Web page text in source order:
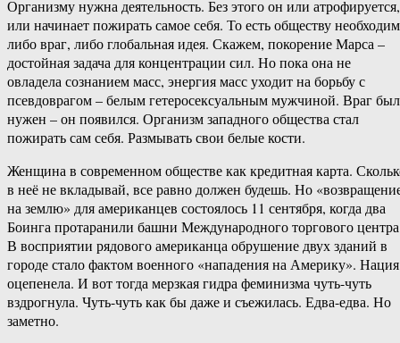
Организму нужна деятельность. Без этого он или атрофируется,
или начинает пожирать самое себя. То есть обществу необходим
либо враг, либо глобальная идея. Скажем, покорение Марса –
достойная задача для концентрации сил. Но пока она не
овладела сознанием масс, энергия масс уходит на борьбу с
псевдоврагом – белым гетеросексуальным мужчиной. Враг был
нужен – он появился. Организм западного общества стал
пожирать сам себя. Размывать свои белые кости.
Женщина в современном обществе как кредитная карта.
в неё не вкладывай, все равно должен будешь. Но
на землю» для американцев состоялось 11 сентября, когда два
Боинга протаранили башни Международного торгового
В восприятии рядового американца обрушение двух зданий в
городе стало фактом военного «нападения на Америку». Нация
оцепенела. И вот тогда мерзкая гидра феминизма чуть-чуть
вздрогнула. Чуть-чуть как бы даже и съежилась. Едва-едва. Но
заметно.